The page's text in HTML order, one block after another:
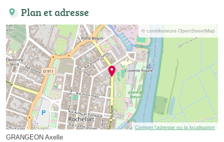
Plan et adresse
© contributeurs OpenStreetMap
Corriger l’adresse ou la localisation
GRANGEON Axelle